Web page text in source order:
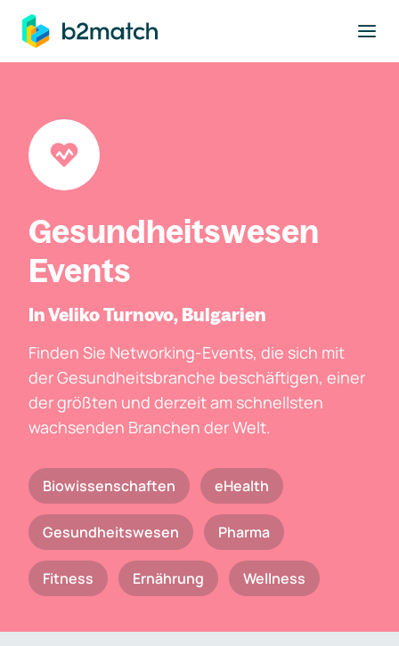
springen
Gesundheitswesen
Events
In Veliko Turnovo, Bulgarien
Finden Sie Networking-Events, die sich mit
der Gesundheitsbranche beschäftigen, einer
der größten und derzeit am schnellsten
wachsenden Branchen der Welt.
Biowissenschaften eHealth
Gesundheitswesen Pharma
Fitness Ernährung Wellness